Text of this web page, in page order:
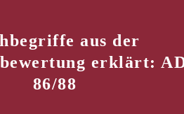
aus der
erklärt:
86/88